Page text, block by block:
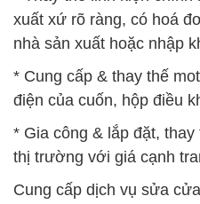
xuất xứ rõ ràng, có hoá
nhà sản xuất hoặc nhập
* Cung cấp & thay thế
điện của cuốn, hộp điều
* Gia công & lắp đặt,
thị trường với giá cạnh
Cung cấp dịch vụ sửa